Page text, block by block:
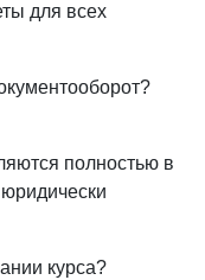
для всех
полностью в
курса?